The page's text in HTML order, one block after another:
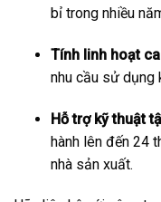
bỉ trong nhiều
Tính linh hoạt
nhu cầu sử dụng
Hỗ trợ kỹ thuật
hành lên đến 24
nhà sản xuất.